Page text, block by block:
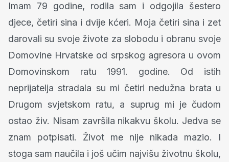
Imam 79 godine, rodila sam i odgojila šestero
djece, četiri sina i dvije kćeri. Moja četiri sina i zet
darovali su svoje živote za slobodu i obranu svoje
Domovine Hrvatske od srpskog agresora u ovom
Domovinskom ratu 1991. godine. Od istih
neprijatelja stradala su mi četiri nedužna brata u
Drugom svjetskom ratu, a suprug mi je čudom
ostao živ. Nisam završila nikakvu školu. Jedva se
znam potpisati. Život me nije nikada mazio. I
stoga sam naučila i još učim najvišu životnu školu,